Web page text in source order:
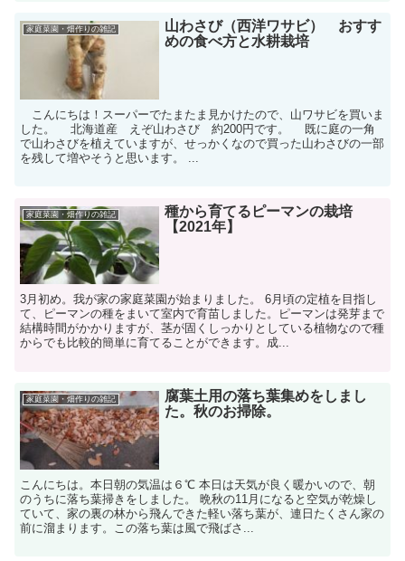
家庭菜園・畑作りの雑記
山わさび（西洋ワサビ） おすす
めの食べ方と水耕栽培
こんにちは！スーパーでたまたま見かけたので、山ワサビを買いま
した。 北海道産 えぞ山わさび 約200円です。 既に庭の一角
で山わさびを植えていますが、せっかくなので買った山わさびの一部
を残して増やそうと思います。 ...
家庭菜園・畑作りの雑記
種から育てるピーマンの栽培
【2021年】
3月初め。我が家の家庭菜園が始まりました。 6月頃の定植を目指し
て、ピーマンの種をまいて室内で育苗しました。ピーマンは発芽まで
結構時間がかかりますが、茎が固くしっかりとしている植物なので種
からでも比較的簡単に育てることができます。成...
家庭菜園・畑作りの雑記
腐葉土用の落ち葉集めをしまし
た。秋のお掃除。
こんにちは。本日朝の気温は６℃ 本日は天気が良く暖かいので、朝
のうちに落ち葉掃きをしました。 晩秋の11月になると空気が乾燥し
ていて、家の裏の林から飛んできた軽い落ち葉が、連日たくさん家の
前に溜まります。この落ち葉は風で飛ばさ...